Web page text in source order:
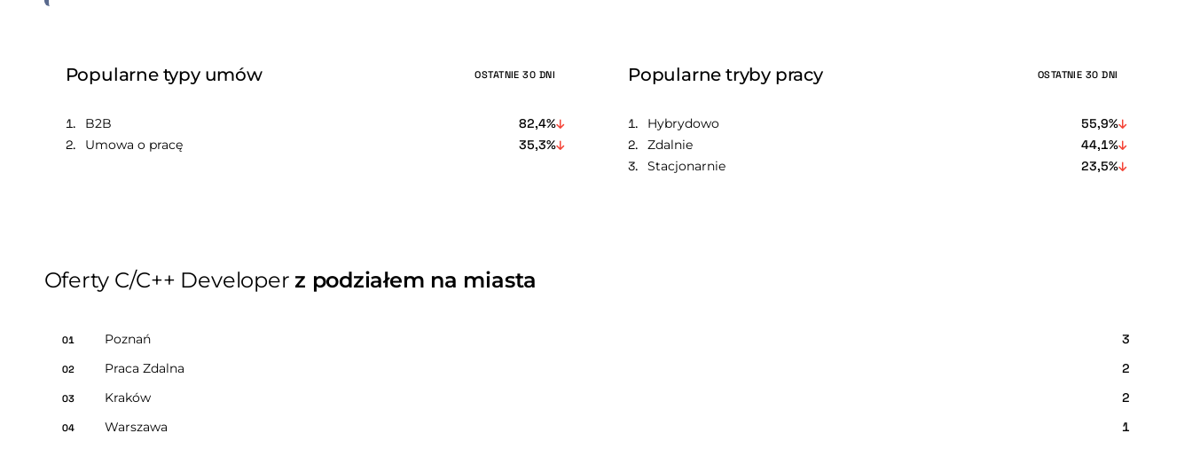
Popularne typy umów OSTATNIE 30 DNI
B2B
82,4%
Umowa o pracę
35,3%
Popularne tryby pracy OSTATNIE 30 DNI
Hybrydowo
55,9%
Zdalnie
44,1%
Stacjonarnie
23,5%
Oferty C/C++ Developerz podziałem na miasta
01 Poznań 3
02 Praca Zdalna 2
03 Kraków 2
04 Warszawa 1